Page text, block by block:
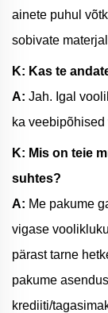
ainete puhul
sobivate
K: Kas te
A: Jah. Igal
ka
K: Mis on teie
suhtes?
A: Me pakume
vigase
pärast tarne
pakume
krediiti/